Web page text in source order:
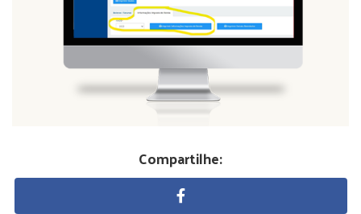
Compartilhe: